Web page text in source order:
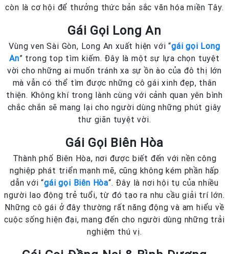
còn là cơ hội để thưởng thức bản sắc văn hóa miền Tây.
Gái Gọi Long An
Vùng ven Sài Gòn, Long An xuất hiện với “gái gọi Long
An” trong top tìm kiếm. Đây là một sự lựa chọn tuyệt
vời cho những ai muốn tránh xa sự ồn ào của đô thị lớn
mà vẫn có thể tìm được những cô gái xinh đẹp, thân
thiện. Không khí trong lành cùng với cảnh quan yên bình
chắc chắn sẽ mang lại cho người dùng những phút giây
thư giãn tuyệt vời.
Gái Gọi Biên Hòa
Thành phố Biên Hòa, nơi được biết đến với nền công
nghiệp phát triển mạnh mẽ, cũng không kém phần hấp
dẫn với “gái gọi Biên Hòa“. Đây là nơi hội tụ của nhiều
người lao động trẻ tuổi, từ đó tạo ra nhu cầu giải trí lớn.
Những cô gái ở đây thường rất năng động và am hiểu về
cuộc sống hiện đại, mang đến cho người dùng những trải
nghiệm thú vị.